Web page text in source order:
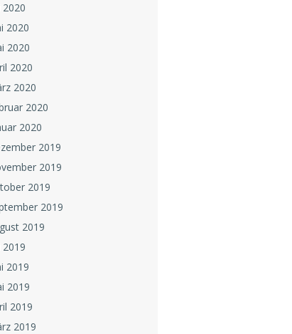
2020
2020
2020
2020
2020
2020
2020
2019
2019
2019
2019
2019
2019
2019
2019
2019
2019